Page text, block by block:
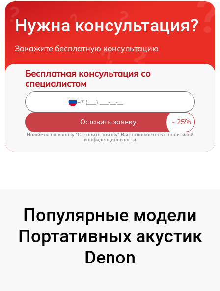
Нужна консультация?
Закажите бесплатную консультацию
Бесплатная консультация со
специалистом
Оставить заявку
Нажимая на кнопку "Оставить заявку" Вы соглашаетесь cполитикой
конфиденциальности
Популярные модели
Портативных акустик
Denon